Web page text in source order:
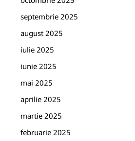
septembrie 2025
august 2025
iulie 2025
iunie 2025
mai 2025
aprilie 2025
martie 2025
februarie 2025